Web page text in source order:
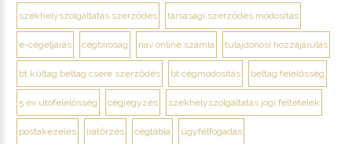
székhelyszolgáltatás szerződés társasági szerződés módosítás
e-cégeljárás cégbíróság nav online számla tulajdonosi hozzájárulás
bt kültag beltag csere szerződés bt cégmódosítás beltag felelősség
5 év utófelelősség cégjegyzés székhelyszolgáltatás jogi feltételek
postakezelés iratőrzés cégtábla ügyfélfogadás